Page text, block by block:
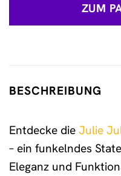
ZUM
BESCHREIBUNG
Entdecke die Julie
– ein funkelndes
Eleganz und